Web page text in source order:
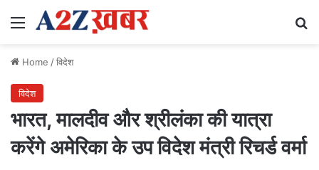
Menu
Home /विदेश
विदेश
भारत, मालदीव और श्रीलंका की यात्रा
करेंगे अमेरिका के उप विदेश मंत्री रिचर्ड वर्मा